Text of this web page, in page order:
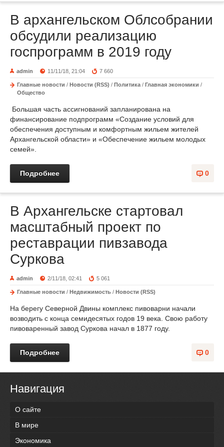
В архангельском Облсобрании
обсудили реализацию
госпрограмм в 2019 году
admin 11/11/18, 21:04 7 660
Главные новости / Новости (RSS) / Политика / Главная экономики /
Общество
Большая часть ассигнований запланирована на
финансирование подпрограмм «Создание условий для
обеспечения доступным и комфортным жильем жителей
Архангельской области» и «Обеспечение жильем молодых
семей».
0
Подробнее
В Архангельске стартовал
масштабный проект по
реставрации пивзавода
Суркова
admin 2/11/18, 02:41 5 061
Главные новости / Недвижимость / Новости (RSS)
На берегу Северной Двины комплекс пивоварни начали
возводить с конца семидесятых годов 19 века. Свою работу
пивоваренный завод Суркова начал в 1877 году.
0
Подробнее
Навигация
О сайте
В мире
Экономика